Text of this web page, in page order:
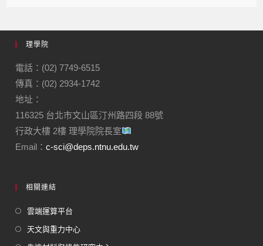
理學院
電話：(02) 7749-6515
傳真：(02) 2934-1742
地址：
116325 台北市文山區汀州路四段 88號
行政大樓 2樓 理學院院長室
Email：c-sci@deps.ntnu.edu.tw
相關連結
雲端運算平台
天文與重力中心